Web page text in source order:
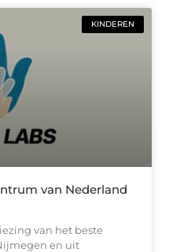
KINDEREN
van Nederland
van het beste
en uit